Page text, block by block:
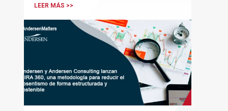
posicionamiento en asesoramiento
LEER MÁS >>